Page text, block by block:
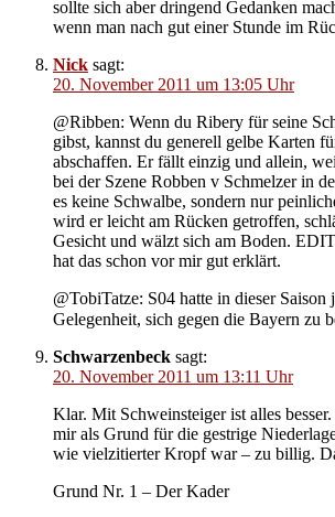
sollte sich aber dringend Gedanken
wenn man nach gut einer Stunde im
Nick sagt:
20. November 2011 um 13:05 Uhr
@Ribben: Wenn du Ribery für seine
gibst, kannst du generell gelbe Karten
abschaffen. Er fällt einzig und allein,
bei der Szene Robben v Schmelzer in
es keine Schwalbe, sondern nur
wird er leicht am Rücken getroffen,
Gesicht und wälzt sich am Boden.
hat das schon vor mir gut erklärt.
@TobiTatze: S04 hatte in dieser Saison
Gelegenheit, sich gegen die Bayern zu
Schwarzenbeck sagt:
20. November 2011 um 13:11 Uhr
Klar. Mit Schweinsteiger ist alles
mir als Grund für die gestrige
wie vielzitierter Kropf war – zu billig.
Grund Nr. 1 – Der Kader